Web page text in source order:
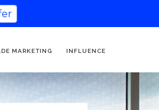
MARKETING INFLUENCE